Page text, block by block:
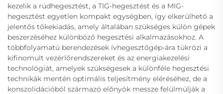
kezelik a rúdhegesztést, a TIG-hegesztést és a MIG-
hegesztést egyetlen kompakt egységben, így elkerülhető a
jelentős tőkekiadás, amely általában szükséges külön gépek
beszerzéséhez különböző hegesztési alkalmazásokhoz. A
többfolyamatú berendezések ívhegesztőgép-ára tükrözi a
kifinomult vezérlőrendszereket és az energiakezelési
technológiát, amelyek szükségesek a különféle hegesztési
technikák mentén optimális teljesítmény eléréséhez, de a
konszolidációból származó előnyök messze felülmúlják a